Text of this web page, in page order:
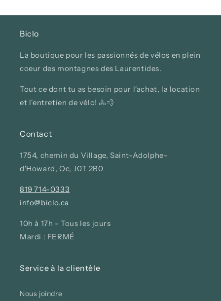
Biclo
La boutique pour les passionnés de vélos en plein
coeur des montagnes des Laurentides.
Tout ce dont tu as besoin pour l'achat, la location
et l'entretien de vélo! 🚴💨
Contact
1754, chemin du Village, Saint-Adolphe-
d'Howard, Qc, J0T 2B0
819 714-0333
info@biclo.ca
10h à 17h - Tous les jours
Mardi : FERMÉ
Service à la clientèle
Nous joindre